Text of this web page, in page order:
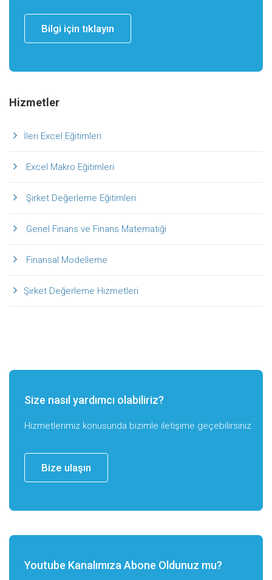
Bilgi için tıklayın
Hizmetler
İleri Excel Eğitimleri
Excel Makro Eğitimleri
Şirket Değerleme Eğitimleri
Genel Finans ve Finans Matematiği
Finansal Modelleme
Şirket Değerleme Hizmetleri
Size nasıl yardımcı olabiliriz?
Hizmetlerimiz konusunda bizimle iletişime geçebilirsiniz.
Bize ulaşın
Youtube Kanalımıza Abone Oldunuz mu?